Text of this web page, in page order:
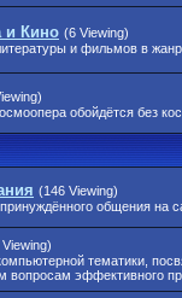
и Кино (6 Viewing)
и фильмов в
обойдётся без
(146 Viewing)
общения на
Viewing)
тематики,
вопросам эффективного